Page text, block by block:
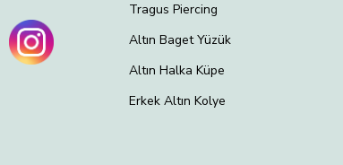
Tragus Piercing
Altın Baget Yüzük
Altın Halka Küpe
Erkek Altın Kolye